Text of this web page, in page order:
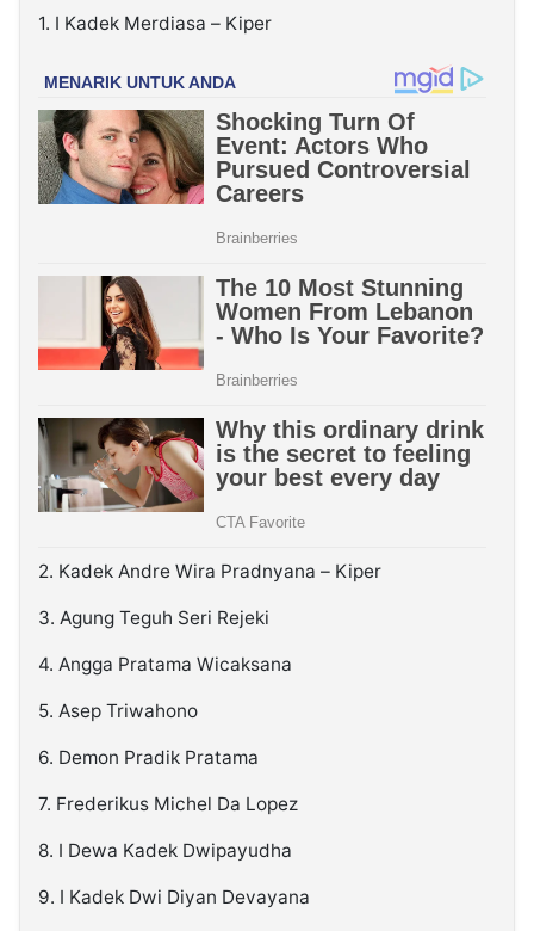
1. I Kadek Merdiasa – Kiper
2. Kadek Andre Wira Pradnyana – Kiper
3. Agung Teguh Seri Rejeki
4. Angga Pratama Wicaksana
5. Asep Triwahono
6. Demon Pradik Pratama
7. Frederikus Michel Da Lopez
8. I Dewa Kadek Dwipayudha
9. I Kadek Dwi Diyan Devayana